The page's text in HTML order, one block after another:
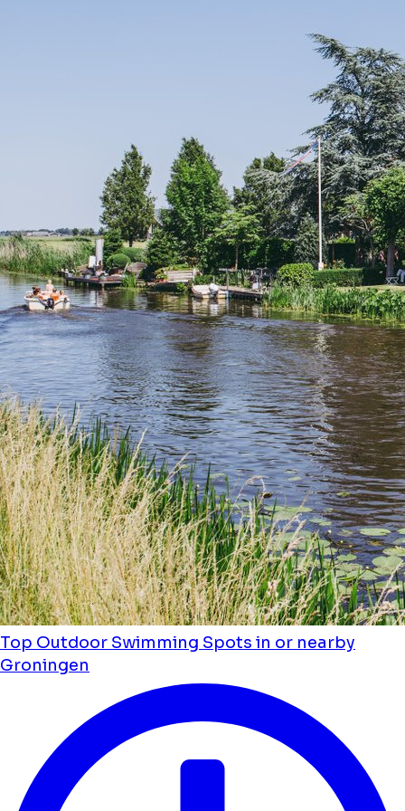
Top Outdoor Swimming Spots in or nearby
Groningen